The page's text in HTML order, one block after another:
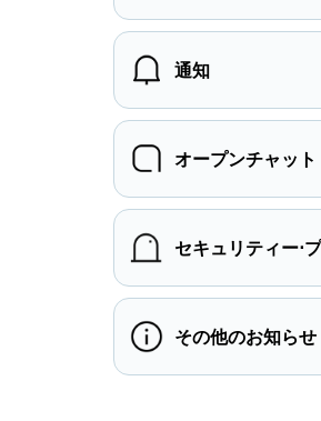
通知
オープンチャット
セキュリティー⋅
その他のお知らせ